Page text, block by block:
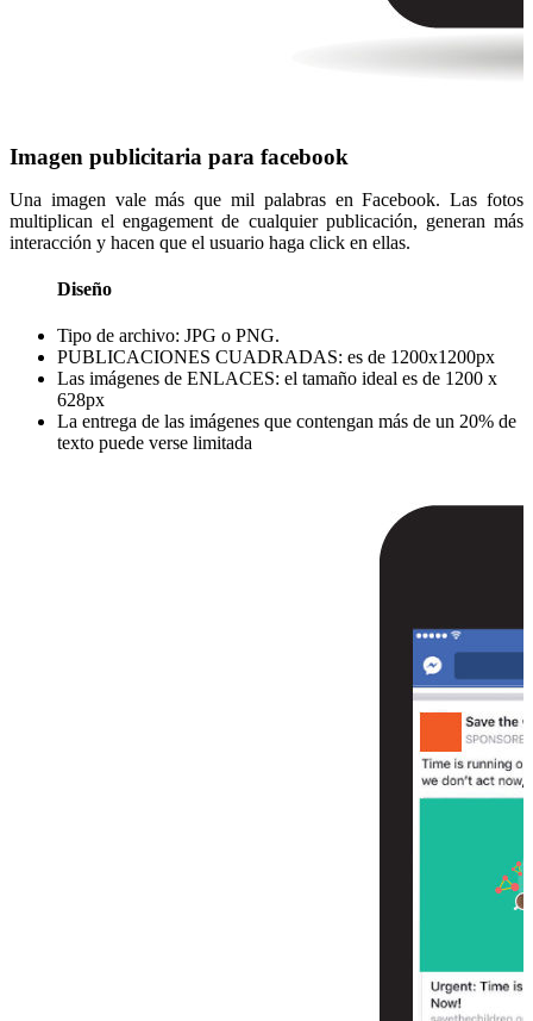
Imagen publicitaria para facebook
Una imagen vale más que mil palabras en Facebook. Las fotos
multiplican el engagement de cualquier publicación, generan más
interacción y hacen que el usuario haga click en ellas.
Diseño
Tipo de archivo: JPG o PNG.
PUBLICACIONES CUADRADAS: es de 1200x1200px
Las imágenes de ENLACES: el tamaño ideal es de 1200 x
628px
La entrega de las imágenes que contengan más de un 20% de
texto puede verse limitada